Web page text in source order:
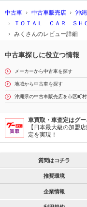
中古車 中古車販売店 沖
ＴＯＴＡＬ ＣＡＲ ＳＨ
みくさんのレビュー詳細
中古車探しに役立つ情報
メーカーから中古車を探す
地域から中古車を探す
沖縄県の中古車販売店を市区町
車買取・車査定はグ
【日本最大級の加盟
定を実現！
質問はコチラ
推奨環境
企業情報